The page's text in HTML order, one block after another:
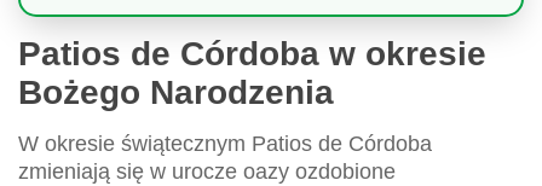
Patios de Córdoba w okresie
Bożego Narodzenia
W okresie świątecznym Patios de Córdoba
zmieniają się w urocze oazy ozdobione